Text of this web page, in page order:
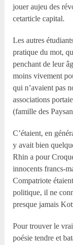
jouer aujeu des
cetarticle capital.
Les autres
pratique du mot,
penchant de leur
moins vivement
qui n’avaient pas
associations
(famille des
C’étaient, en
y avait bien
Rhin a pour
innocents francs-
Compatriote
politique, il ne
presque jamais
Pour trouver le
poésie tendre et